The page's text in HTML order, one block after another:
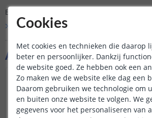
Aanvullende producten
Er is nog geen vraag gesteld over dit
Bekijk alle Vraag & antwoord
Cookies
Met cookies en technieken die daarop
beter en persoonlijker. Dankzij
de website goed. Ze hebben ook een
Zo maken we de website elke dag een
Daarom gebruiken we technologie om
en buiten onze website te volgen. We
gegevens voor het personaliseren van